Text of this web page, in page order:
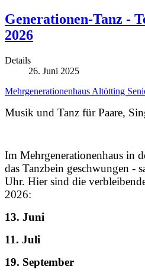
Generationen-Tanz -
2026
Details
26. Juni 2025
Mehrgenerationenhaus Altötting
Musik und Tanz für Paare,
Im Mehrgenerationenhaus in
das Tanzbein geschwungen -
Uhr. Hier sind die
2026:
13. Juni
11. Juli
19. September